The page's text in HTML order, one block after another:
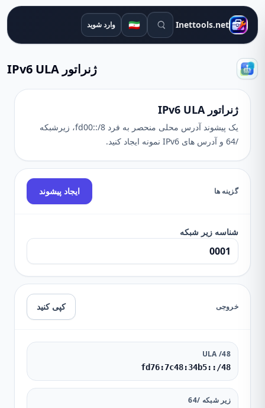
Inettools.net ابزارهای جستجو
🇮🇷 وارد شوید
ژنراتور IPv6 ULA
ژنراتور IPv6 ULA
یک پیشوند آدرس محلی منحصر به فرد fd00::/8، زیرشبکه
/64 و آدرس های IPv6 نمونه ایجاد کنید.
گزینه ها ایجاد پیشوند
شناسه زیر شبکه
خروجی کپی کنید
ULA /48
fd76:7c48:34b5::/48
زیر شبکه /64